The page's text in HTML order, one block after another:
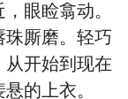
眼睑翕动。
珠厮磨。轻巧
从开始到现在
的上衣。